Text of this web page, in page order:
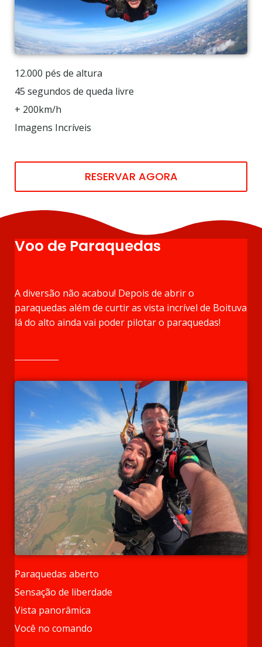
12.000 pés de altura
45 segundos de queda livre
+ 200km/h
Imagens Incríveis
RESERVAR AGORA
Voo de Paraquedas
A diversão não acabou! Depois de abrir o
paraquedas além de curtir as vista incrível de Boituva
lá do alto ainda vai poder pilotar o paraquedas!
Paraquedas aberto
Sensação de liberdade
Vista panorâmica
Você no comando